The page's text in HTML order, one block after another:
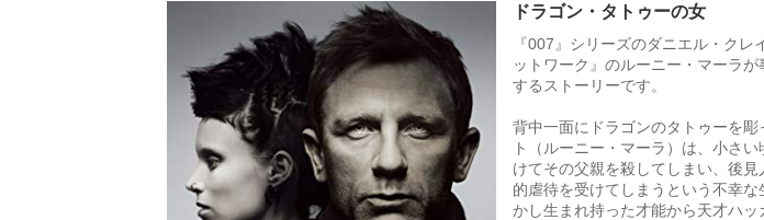
ドラゴン・タトゥーの女
『007』シリーズのダニエル・クレ
ットワーク』のルーニー・マーラ
するストーリーです。
背中一面にドラゴンのタトゥーを彫
ト（ルーニー・マーラ）は、小さ
けてその父親を殺してしまい、後
的虐待を受けてしまうという不幸な
かし生まれ持った才能から天才ハッ